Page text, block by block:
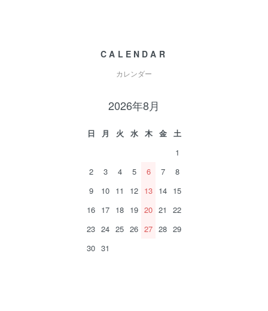
CALENDAR
カレンダー
2026年8月
日 月 火 水 木 金
土
1
2
3 4 5 6 7
8
9
10 11 12 13 14 15
16 17 18 19 20 21
22
23 24 25 26 27 28 29
30 31